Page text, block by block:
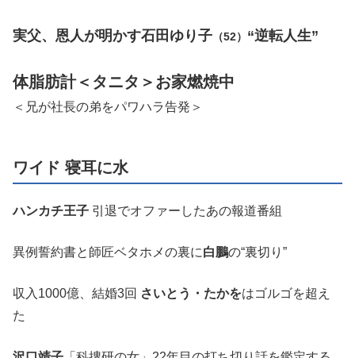
実父、恩人が明かす石田ゆり子 （52） “逆転人生”
体脂肪計＜タニタ＞お家燃焼中
＜兄が社長の弟をパワハラ告発＞
ワイド 寝耳に水
ハンカチ王子 引退でオファーしたあの報道番組
異例誓約書と師匠ベタホメの裏に白鵬の“裏切り”
収入1000億、結婚3回 さいとう・たかをはゴルゴを超え
た